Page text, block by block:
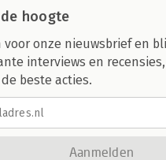
hoogte
voor onze nieuwsbrief en
interviews en
beste acties.
Aanmelden